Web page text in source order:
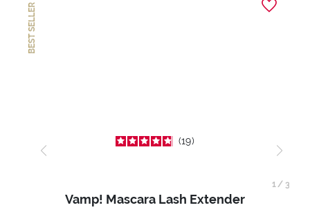
BEST SELLER
19
Vamp! Mascara Lash Extender
1/ 3